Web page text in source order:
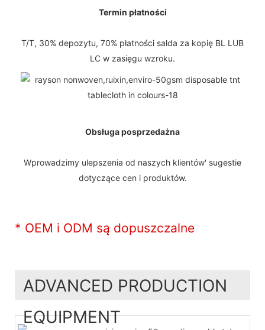
Termin płatności
T/T, 30% depozytu, 70% płatności salda za kopię BL LUB
LC w zasięgu wzroku.
Obsługa posprzedażna
Wprowadzimy ulepszenia od naszych klientów' sugestie
dotyczące cen i produktów.
* OEM i ODM są dopuszczalne
ADVANCED PRODUCTION
EQUIPMENT